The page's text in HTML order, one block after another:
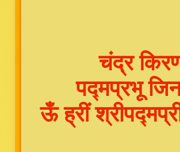
चंद्र
पद्मप्रभू
ऊँ ह्रीं